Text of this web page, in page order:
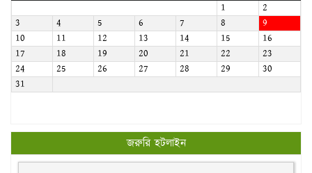
1
2
3
4 5 6 7 8
9
10
11 12 13 14 15
16
17
18 19 20 21 22
23
24
25 26 27 28 29
30
31
জরুরি হটলাইন